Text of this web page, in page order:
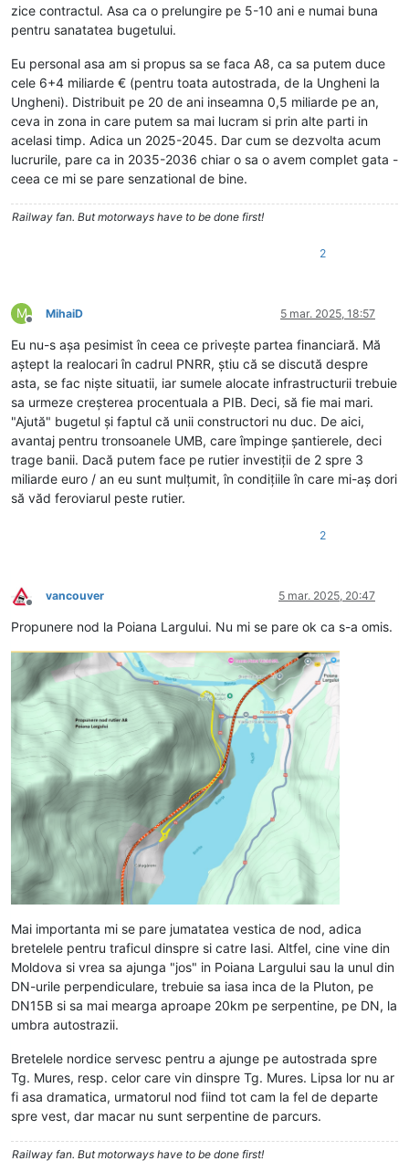
zice contractul. Asa ca o prelungire pe 5-10 ani e numai buna
pentru sanatatea bugetului.
Eu personal asa am si propus sa se faca A8, ca sa putem duce
cele 6+4 miliarde € (pentru toata autostrada, de la Ungheni la
Ungheni). Distribuit pe 20 de ani inseamna 0,5 miliarde pe an,
ceva in zona in care putem sa mai lucram si prin alte parti in
acelasi timp. Adica un 2025-2045. Dar cum se dezvolta acum
lucrurile, pare ca in 2035-2036 chiar o sa o avem complet gata -
ceea ce mi se pare senzational de bine.
Railway fan. But motorways have to be done first!
2
M
Deconectat
MihaiD 5 mar. 2025, 18:57
Eu nu-s așa pesimist în ceea ce privește partea financiară. Mă
aștept la realocari în cadrul PNRR, știu că se discută despre
asta, se fac niște situatii, iar sumele alocate infrastructurii trebuie
sa urmeze creșterea procentuala a PIB. Deci, să fie mai mari.
"Ajută" bugetul și faptul că unii constructori nu duc. De aici,
avantaj pentru tronsoanele UMB, care împinge șantierele, deci
trage banii. Dacă putem face pe rutier investiții de 2 spre 3
miliarde euro / an eu sunt mulțumit, în condițiile în care mi-aș dori
să văd feroviarul peste rutier.
2
Deconectat
vancouver 5 mar. 2025, 20:47
Propunere nod la Poiana Largului. Nu mi se pare ok ca s-a omis.
Mai importanta mi se pare jumatatea vestica de nod, adica
bretelele pentru traficul dinspre si catre Iasi. Altfel, cine vine din
Moldova si vrea sa ajunga "jos" in Poiana Largului sau la unul din
DN-urile perpendiculare, trebuie sa iasa inca de la Pluton, pe
DN15B si sa mai mearga aproape 20km pe serpentine, pe DN, la
umbra autostrazii.
Bretelele nordice servesc pentru a ajunge pe autostrada spre
Tg. Mures, resp. celor care vin dinspre Tg. Mures. Lipsa lor nu ar
fi asa dramatica, urmatorul nod fiind tot cam la fel de departe
spre vest, dar macar nu sunt serpentine de parcurs.
Railway fan. But motorways have to be done first!